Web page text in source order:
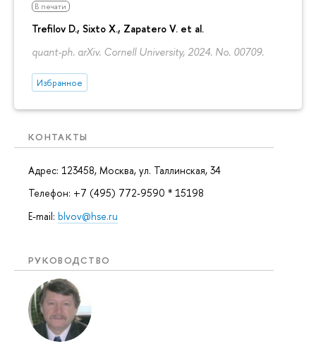
В печати
Trefilov D., Sixto X., Zapatero V. et al.
quant-ph. arXiv. Cornell University, 2024. No. 00709.
Избранное
КОНТАКТЫ
Адрес: 123458, Москва, ул. Таллинская, 34
Телефон: +7 (495) 772-9590 * 15198
E-mail: blvov@hse.ru
РУКОВОДСТВО